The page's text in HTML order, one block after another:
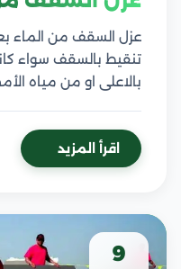
عزل السقف من الماء
تنقيط بالسقف سواء
بالاعلى او من مياه
اقرأ المزيد
9